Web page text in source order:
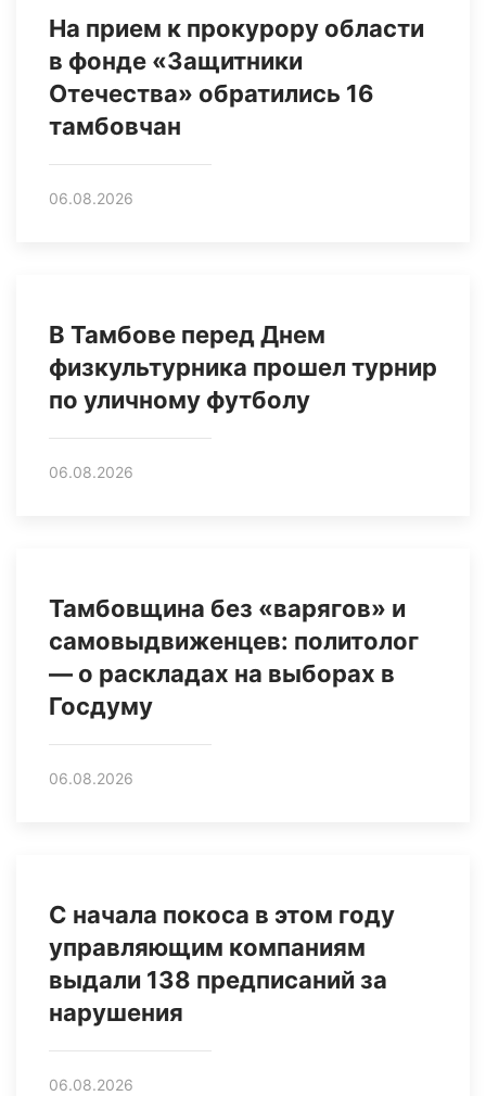
На прием к прокурору области
в фонде «Защитники
Отечества» обратились 16
тамбовчан
06.08.2026
В Тамбове перед Днем
физкультурника прошел турнир
по уличному футболу
06.08.2026
Тамбовщина без «варягов» и
самовыдвиженцев: политолог
— о раскладах на выборах в
Госдуму
06.08.2026
С начала покоса в этом году
управляющим компаниям
выдали 138 предписаний за
нарушения
06.08.2026